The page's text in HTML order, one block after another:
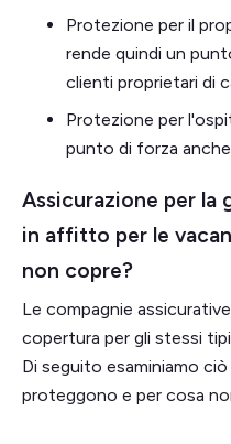
Protezione per il
rende quindi un
clienti proprietari di
Protezione per
punto di forza
Assicurazione per la
in affitto per le
non copre?
Le compagnie
copertura per gli stessi
Di seguito esaminiamo
proteggono e per cosa